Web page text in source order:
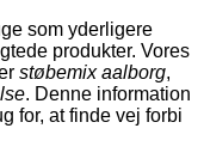
som yderligere
produkter. Vores
støbemix aalborg,
. Denne information
for, at finde vej forbi